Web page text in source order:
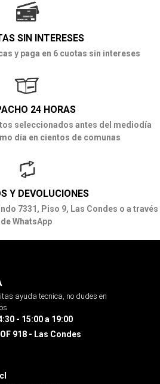
SIN INTERESES
y paga en 6 cuotas sin intereses
24 HORAS
seleccionados antes del mediodía
día en cientos de comunas
Y DEVOLUCIONES
7331, Piso 9, Las Condes o a través
de WhatsApp
ayuda tecnica, no dudes en
- 15:00 a 19:00
918 - Las Condes